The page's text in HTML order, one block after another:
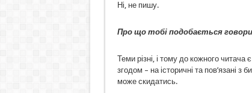
Ні, не пишу.
Про що тобі подобається
Теми різні, і тому до кожного читача
згодом – на історичні та пов’язані
може скидатись.